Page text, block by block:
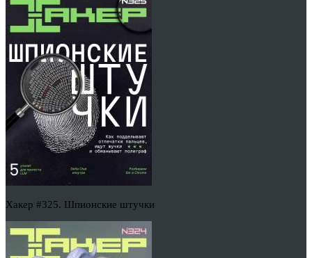
Хакер #325. Шпионские штучки